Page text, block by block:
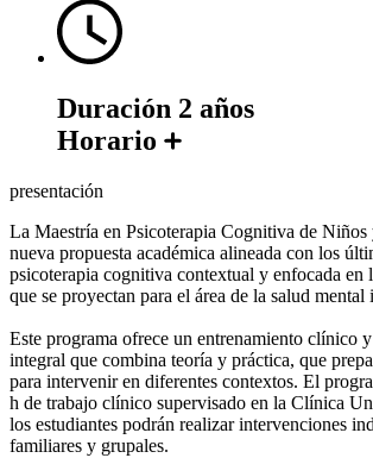
Duración 2 años
Horario
presentación
La Maestría en Psicoterapia Cognitiva de Niños
nueva propuesta académica alineada con los
psicoterapia cognitiva contextual y enfocada en
que se proyectan para el área de la salud mental
Este programa ofrece un entrenamiento clínico
integral que combina teoría y práctica, que
para intervenir en diferentes contextos. El
h de trabajo clínico supervisado en la Clínica
los estudiantes podrán realizar intervenciones
familiares y grupales.